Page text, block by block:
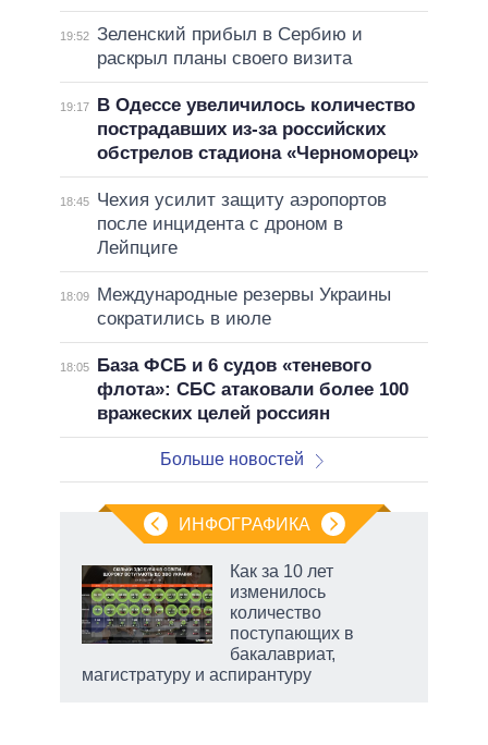
19:52 Зеленский прибыл в Сербию и
раскрыл планы своего визита
19:17
В Одессе увеличилось количество
пострадавших из-за российских
обстрелов стадиона «Черноморец»
18:45
Чехия усилит защиту аэропортов
после инцидента с дроном в
Лейпциге
18:09
Международные резервы Украины
сократились в июле
18:05
База ФСБ и 6 судов «теневого
флота»: СБС атаковали более 100
вражеских целей россиян
Больше новостей
ИНФОГРАФИКА
Как за 10 лет
изменилось
количество
поступающих в
бакалавриат,
магистратуру и аспирантуру